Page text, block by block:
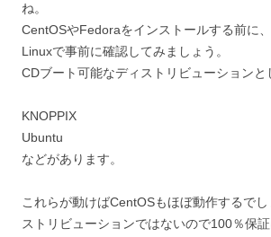
ね。
CentOSやFedoraをインストールする前に
Linuxで事前に確認してみましょう。
CDブート可能なディストリビューションと
KNOPPIX
Ubuntu
などがあります。
これらが動けばCentOSもほぼ動作するで
ストリビューションではないので100％保証